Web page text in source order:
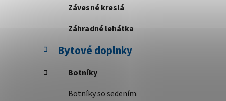
Závesné kreslá
Záhradné lehátka
Bytové doplnky
Botníky
Botníky so sedením